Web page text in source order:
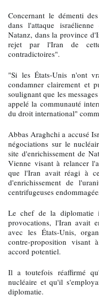
Concernant le démenti
dans l'attaque
Natanz, dans la province
rejet par l'Iran de
contradictoires".
"Si les États-Unis n'ont
condamner clairement et
soulignant que les
appelé la communauté
du droit international"
Abbas Araghchi a accusé
négociations sur le
site d'enrichissement de
Vienne visant à relancer
que l'Iran avait réagi à
d'enrichissement de
centrifugeuses
Le chef de la diplomatie
provocations, l'Iran avait
avec les États-Unis,
contre-proposition
accord potentiel.
Il a toutefois réaffirmé
nucléaire et qu'il
diplomatie.